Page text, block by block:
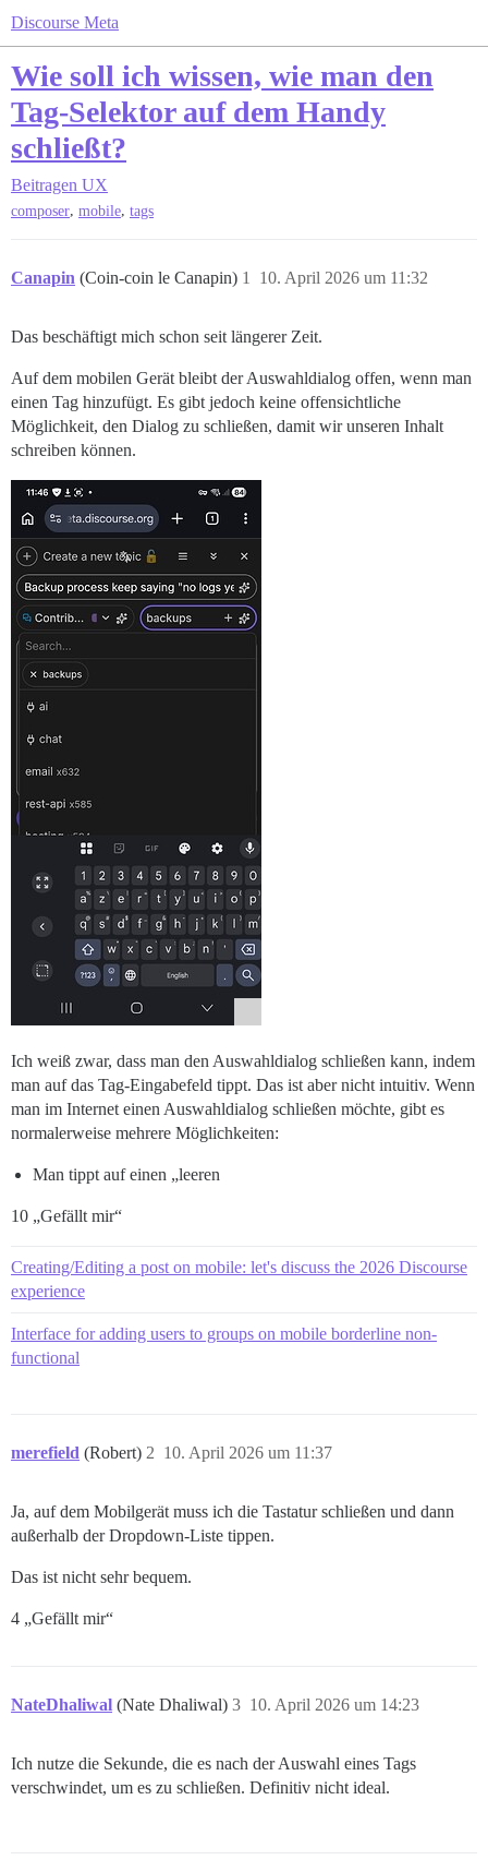
Discourse Meta
Wie soll ich wissen, wie man den
Tag-Selektor auf dem Handy
schließt?
Beitragen UX
composer, mobile, tags
Canapin (Coin-coin le Canapin) 10. April 2026 um 11:32
1
Das beschäftigt mich schon seit längerer Zeit.
Auf dem mobilen Gerät bleibt der Auswahldialog offen, wenn man
einen Tag hinzufügt. Es gibt jedoch keine offensichtliche
Möglichkeit, den Dialog zu schließen, damit wir unseren Inhalt
schreiben können.
Ich weiß zwar, dass man den Auswahldialog schließen kann, indem
man auf das Tag-Eingabefeld tippt. Das ist aber nicht intuitiv. Wenn
man im Internet einen Auswahldialog schließen möchte, gibt es
normalerweise mehrere Möglichkeiten:
Man tippt auf einen „leeren
10 „Gefällt mir“
Creating/Editing a post on mobile: let's discuss the 2026 Discourse
experience
Interface for adding users to groups on mobile borderline non-
functional
merefield (Robert) 10. April 2026 um 11:37
2
Ja, auf dem Mobilgerät muss ich die Tastatur schließen und dann
außerhalb der Dropdown-Liste tippen.
Das ist nicht sehr bequem.
4 „Gefällt mir“
NateDhaliwal (Nate Dhaliwal) 10. April 2026 um 14:23
3
Ich nutze die Sekunde, die es nach der Auswahl eines Tags
verschwindet, um es zu schließen. Definitiv nicht ideal.